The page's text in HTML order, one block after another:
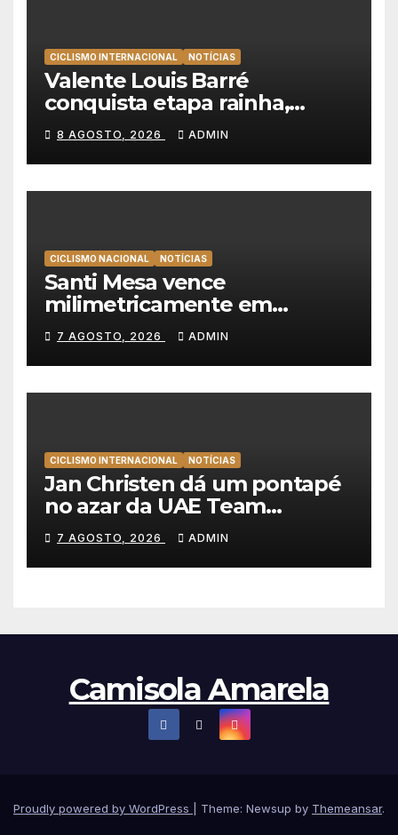
CICLISMO INTERNACIONAL NOTÍCIAS
Valente Louis Barré
conquista etapa rainha,
Christian Scaroni é o novo
líder da Volta a Polónia
8 AGOSTO, 2026 ADMIN
CICLISMO NACIONAL NOTÍCIAS
Santi Mesa vence
milimetricamente em
Albufeira, Rui Oliveira
mantém a amarela da Volta a
Portugal
7 AGOSTO, 2026 ADMIN
CICLISMO INTERNACIONAL NOTÍCIAS
Jan Christen dá um pontapé
no azar da UAE Team
Emirates e vence na Volta a
Polónia
7 AGOSTO, 2026 ADMIN
Camisola Amarela
Proudly powered by WordPress Theme: Newsup by Themeansar.